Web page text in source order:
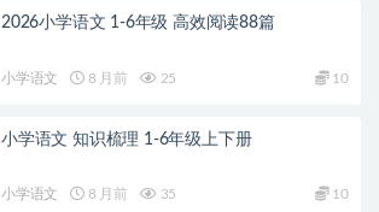
2026小学语文 1-6年级 高效阅读88篇
小学语文 8 月前 25 10
小学语文 知识梳理 1-6年级上下册
小学语文 8 月前 35 10